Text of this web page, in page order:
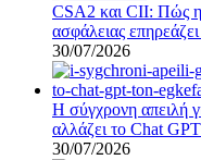
CSA2 και CII: Πώς η
ασφάλειας
30/07/2026
Η σύγχρονη απειλή
αλλάζει το Chat
30/07/2026